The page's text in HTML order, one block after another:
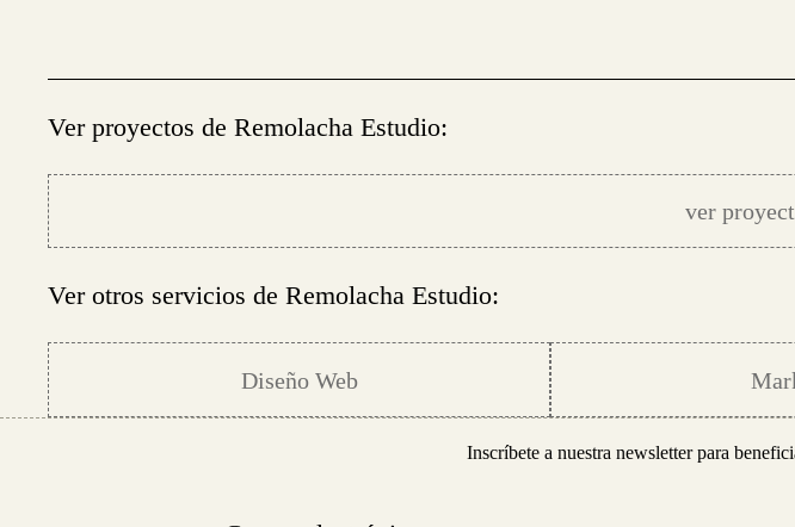
Ver proyectos de Remolacha Estudio:
ver
Ver otros servicios de Remolacha Estudio:
Diseño Web
Inscríbete a nuestra newsletter para